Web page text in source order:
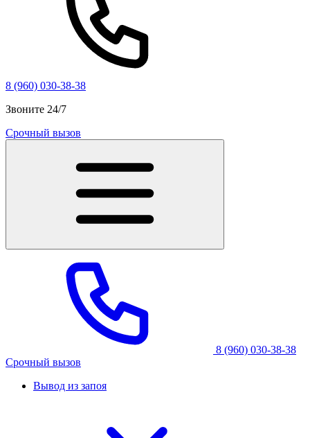
8 (960) 030-38-38
Звоните 24/7
Срочный вызов
8 (960) 030-38-38
Срочный вызов
Вывод из запоя